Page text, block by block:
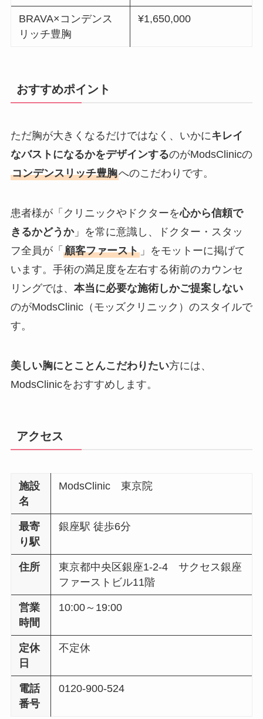
BRAVA×コンデンス
リッチ豊胸
¥1,650,000
おすすめポイント
ただ胸が大きくなるだけではなく、いかにキレイ
なバストになるかをデザインするのがModsClinicの
コンデンスリッチ豊胸へのこだわりです。
患者様が「クリニックやドクターを心から信頼で
きるかどうか」を常に意識し、ドクター・スタッ
フ全員が「 顧客ファースト」をモットーに掲げて
います。手術の満足度を左右する術前のカウンセ
リングでは、 本当に必要な施術しかご提案しない
のがModsClinic（モッズクリニック）のスタイルで
す。
美しい胸にとことんこだわりたい方には、
ModsClinicをおすすめします。
アクセス
施設
名
ModsClinic 東京院
最寄
り駅
銀座駅 徒歩6分
住所
東京都中央区銀座1-2-4 サクセス銀座
ファーストビル11階
営業
時間
10:00～19:00
定休
日
不定休
電話
番号
0120-900-524